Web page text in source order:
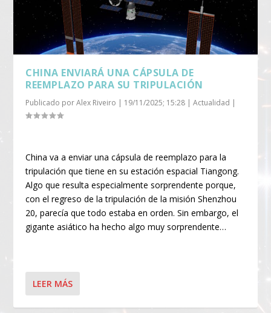
CHINA ENVIARÁ UNA CÁPSULA DE
REEMPLAZO PARA SU TRIPULACIÓN
Publicado porAlex Riveiro | 19/11/2025; 15:28 |Actualidad |
China va a enviar una cápsula de reemplazo para la
tripulación que tiene en su estación espacial Tiangong.
Algo que resulta especialmente sorprendente porque,
con el regreso de la tripulación de la misión Shenzhou
20, parecía que todo estaba en orden. Sin embargo, el
gigante asiático ha hecho algo muy sorprendente…
LEER MÁS